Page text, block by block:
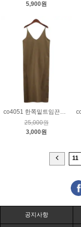
5,900원
co4051 한쪽밑트임끈나시롱원피스_브라운
25,000원
3,000원
11
공지사항